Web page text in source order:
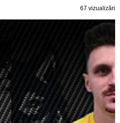
67 vizualizări